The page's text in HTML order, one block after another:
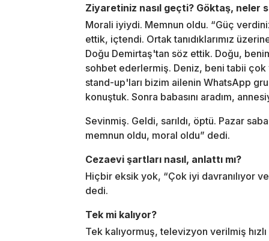
Ziyaretiniz nasıl geçti? Göktaş, neler
Morali iyiydi. Memnun oldu. “Güç
ettik, içtendi. Ortak tanıdıklarımız
Doğu Demirtaş'tan söz ettik. Doğu,
sohbet ederlermiş. Deniz, beni tabii çok
stand-up'ları bizim ailenin WhatsApp
konuştuk. Sonra babasını aradım,
Sevinmiş. Geldi, sarıldı, öptü. Pazar
memnun oldu, moral oldu” dedi.
Cezaevi şartları nasıl, anlattı mı?
Hiçbir eksik yok, “Çok iyi davranılıyor
dedi.
Tek mi kalıyor?
Tek kalıyormuş, televizyon verilmiş